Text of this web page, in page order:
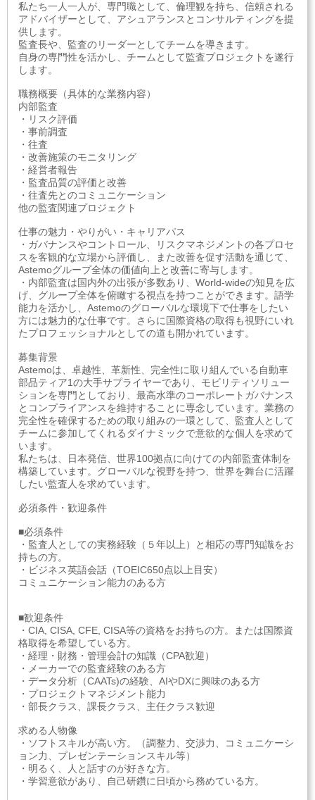
私たち一人一人が、専門職として、倫理観を持ち、信頼される
アドバイザーとして、アシュアランスとコンサルティングを提
供します。
監査長や、監査のリーダーとしてチームを導きます。
自身の専門性を活かし、チームとして監査プロジェクトを遂行
します。
職務概要（具体的な業務内容）
内部監査
・リスク評価
・事前調査
・往査
・改善施策のモニタリング
・経営者報告
・監査品質の評価と改善
・往査先とのコミュニケーション
他の監査関連プロジェクト
仕事の魅力・やりがい・キャリアパス
・ガバナンスやコントロール、リスクマネジメントの各プロセ
スを客観的な立場から評価し、また改善を促す活動を通じて、
Astemoグループ全体の価値向上と改善に寄与します。
・内部監査は国内外の出張が多数あり、World-wideの知見を広
げ、グループ全体を俯瞰する視点を持つことができます。語学
能力を活かし、Astemoのグローバルな環境下で仕事をしたい
方には魅力的な仕事です。さらに国際資格の取得も視野にいれ
たプロフェッショナルとしての道も開かれています。
募集背景
Astemoは、卓越性、革新性、完全性に取り組んでいる自動車
部品ティア1の大手サプライヤーであり、モビリティソリュー
ションを専門としており、最高水準のコーポレートガバナンス
とコンプライアンスを維持することに専念しています。業務の
完全性を確保するための取り組みの一環として、監査人として
チームに参加してくれるダイナミックで意欲的な個人を求めて
います。
私たちは、日本発信、世界100拠点に向けての内部監査体制を
構築しています。グローバルな視野を持つ、世界を舞台に活躍
したい監査人を求めています。
必須条件・歓迎条件
■必須条件
・監査人としての実務経験（５年以上）と相応の専門知識をお
持ちの方。
・ビジネス英語会話（TOEIC650点以上目安）
コミュニケーション能力のある方
■歓迎条件
・CIA, CISA, CFE, CISA等の資格をお持ちの方。または国際資
格取得を希望している方。
・経理・財務・管理会計の知識（CPA歓迎）
・メーカーでの監査経験のある方
・データ分析（CAATs)の経験、AIやDXに興味のある方
・プロジェクトマネジメント能力
・部長クラス、課長クラス、主任クラス歓迎
求める人物像
・ソフトスキルが高い方。（調整力、交渉力、コミュニケーシ
ョン力、プレゼンテーションスキル等）
・明るく、人と話すのが好きな方。
・学習意欲があり、自己研鑽に日頃から務めている方。